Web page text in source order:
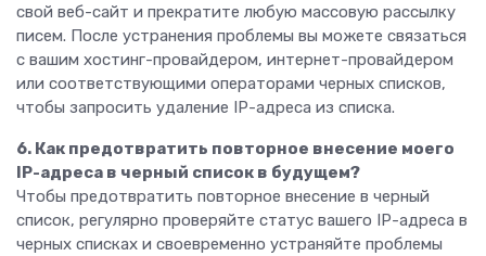
свой веб-сайт и прекратите любую массовую рассылку
писем. После устранения проблемы вы можете связаться
с вашим хостинг-провайдером, интернет-провайдером
или соответствующими операторами черных списков,
чтобы запросить удаление IP-адреса из списка.
6. Как предотвратить повторное внесение моего
IP-адреса в черный список в будущем?
Чтобы предотвратить повторное внесение в черный
список, регулярно проверяйте статус вашего IP-адреса в
черных списках и своевременно устраняйте проблемы